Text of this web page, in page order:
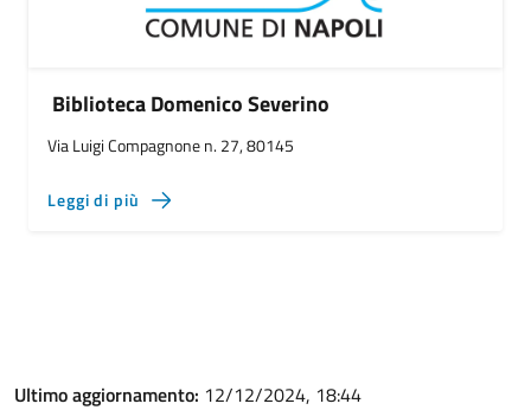
Biblioteca Domenico Severino
Via Luigi Compagnone n. 27, 80145
Leggi di più
Ultimo aggiornamento: 12/12/2024, 18:44